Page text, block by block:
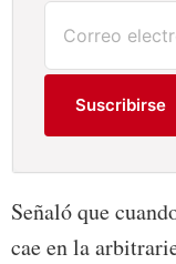
Suscribirse
Señaló que
cae en la